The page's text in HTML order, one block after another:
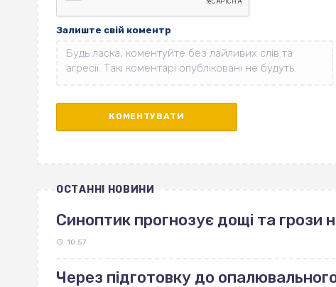
Залиште свій коментр
ОСТАННІ НОВИНИ
Синоптик прогнозує дощі та грози
10:57
Через підготовку до